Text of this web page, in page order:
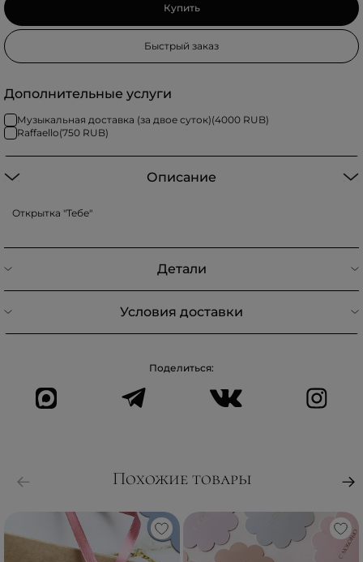
Купить
Быстрый заказ
Дополнительные услуги
Музыкальная доставка (за двое суток)(4000 RUB)
Raffaello(750 RUB)
Описание
Открытка "Тебе"
Детали
Условия доставки
Поделиться:
Похожие товары